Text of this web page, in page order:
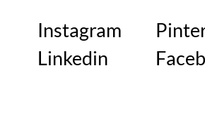
Instagram
Linkedin